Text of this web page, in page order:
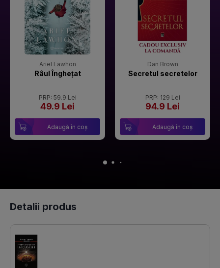
Ariel Lawhon
Râul Înghețat
PRP: 59.9 Lei
49.9 Lei
Adaugă în coș
Dan Brown
Secretul secretelor
PRP: 129 Lei
94.9 Lei
Adaugă în coș
Detalii produs